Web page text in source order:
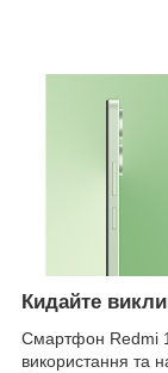
Кидайте
Смартфон Redmi
використання та